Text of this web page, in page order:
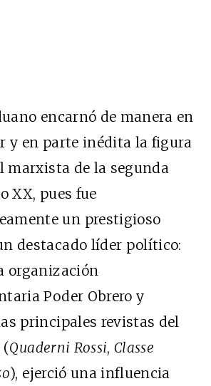
encarnó de manera en
y en parte inédita la figura
marxista de la segunda
XX, pues fue
un prestigioso
destacado líder político:
organización
Poder Obrero y
principales revistas del
(Quaderni Rossi, Classe
), ejerció una influencia